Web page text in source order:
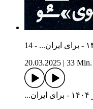
20.03.2025
33 Min.